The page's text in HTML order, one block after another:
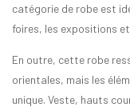
catégorie de robe est
foires, les expositions
En outre, cette robe
orientales, mais les
unique. Veste, hauts